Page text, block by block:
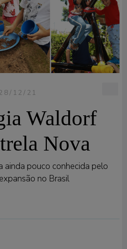
12/21
Waldorf
Nova
pouco conhecida pelo
no Brasil